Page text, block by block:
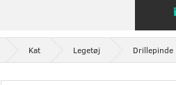
Kat Legetøj Drillepinde